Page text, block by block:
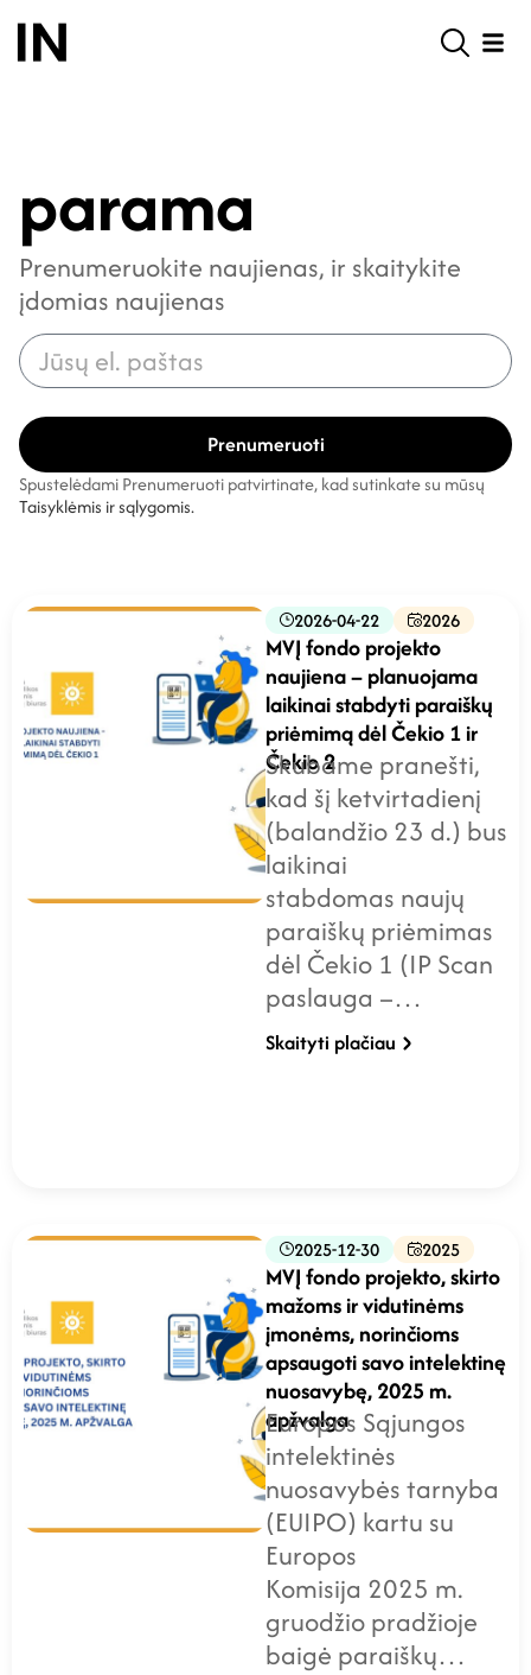
parama
Prenumeruokite naujienas, ir skaitykite
įdomias naujienas
Prenumeruoti
Spustelėdami Prenumeruoti patvirtinate, kad sutinkate su mūsų
Taisyklėmis ir sąlygomis.
2026-04-22 2026
MVĮ fondo projekto
naujiena – planuojama
laikinai stabdyti paraiškų
priėmimą dėl Čekio 1 ir
Čekio 2
Skubame pranešti,
kad šį ketvirtadienį
(balandžio 23 d.) bus
laikinai
stabdomas naujų
paraiškų priėmimas
dėl Čekio 1 (IP Scan
paslauga –…
Skaityti plačiau
2025-12-30 2025
MVĮ fondo projekto, skirto
mažoms ir vidutinėms
įmonėms, norinčioms
apsaugoti savo intelektinę
nuosavybę, 2025 m.
apžvalga
Europos Sąjungos
intelektinės
nuosavybės tarnyba
(EUIPO) kartu su
Europos
Komisija 2025 m.
gruodžio pradžioje
baigė paraiškų…